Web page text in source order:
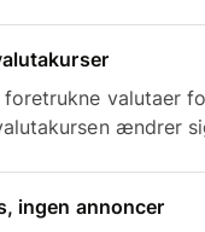
foretrukne valutaer
ændrer
ingen annoncer